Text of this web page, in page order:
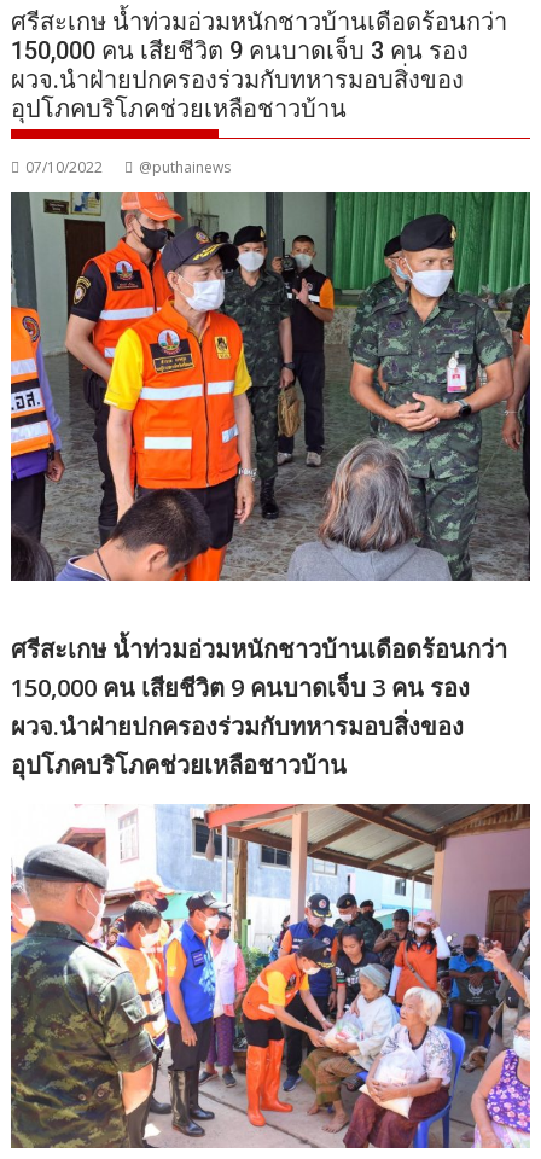
ศรีสะเกษ น้ำท่วมอ่วมหนักชาวบ้านเดือดร้อนกว่า
150,000 คน เสียชีวิต 9 คนบาดเจ็บ 3 คน รอง
ผวจ.นำฝ่ายปกครองร่วมกับทหารมอบสิ่งของ
อุปโภคบริโภคช่วยเหลือชาวบ้าน
07/10/2022 @puthainews
ศรีสะเกษ น้ำท่วมอ่วมหนักชาวบ้านเดือดร้อนกว่า
150,000 คน เสียชีวิต 9 คนบาดเจ็บ 3 คน รอง
ผวจ.นำฝ่ายปกครองร่วมกับทหารมอบสิ่งของ
อุปโภคบริโภคช่วยเหลือชาวบ้าน